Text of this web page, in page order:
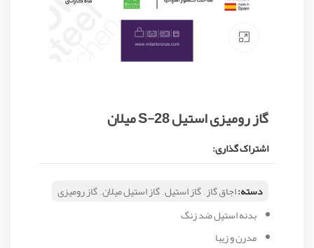
Click to enlarge
گاز رومیزی استیل S-28 میلان
اشتراک گذاری:
دسته:اجاق گاز,گاز استیل,گاز استیل میلان,گاز رومیزی
بدنه استیل ضد زنگ
مدرن و زیبا